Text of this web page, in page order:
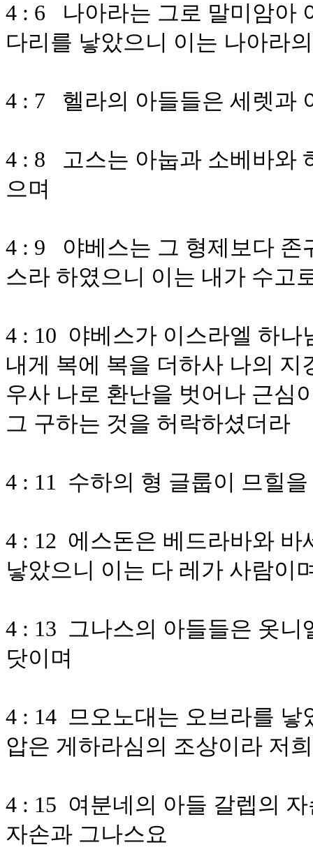
4 : 6 나아라는 그로 말미암아
다리를 낳았으니 이는 나아라
4 : 7 헬라의 아들들은 세렛과
4 : 8 고스는 아눕과 소베바와
으며
4 : 9 야베스는 그 형제보다 존
스라 하였으니 이는 내가 수고
4 : 10 야베스가 이스라엘 하
내게 복에 복을 더하사 나의
우사 나로 환난을 벗어나 근심
그 구하는 것을 허락하셨더라
4 : 11 수하의 형 글룹이 므힐
4 : 12 에스돈은 베드라바와
낳았으니 이는 다 레가 사람이
4 : 13 그나스의 아들들은 옷
닷이며
4 : 14 므오노대는 오브라를
압은 게하라심의 조상이라 저
4 : 15 여분네의 아들 갈렙의
자손과 그나스요